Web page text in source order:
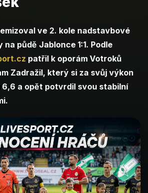
ve 2. kole nadstavbové
půdě Jablonce 1:1. Podle
patřil k oporám Votroků
Zadražil, který si za svůj výkon
6,6 a opět potvrdil svou stabilní